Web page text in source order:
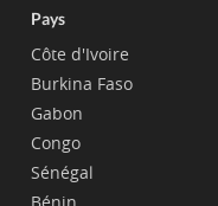
Pays
Côte d'Ivoire
Burkina Faso
Gabon
Congo
Sénégal